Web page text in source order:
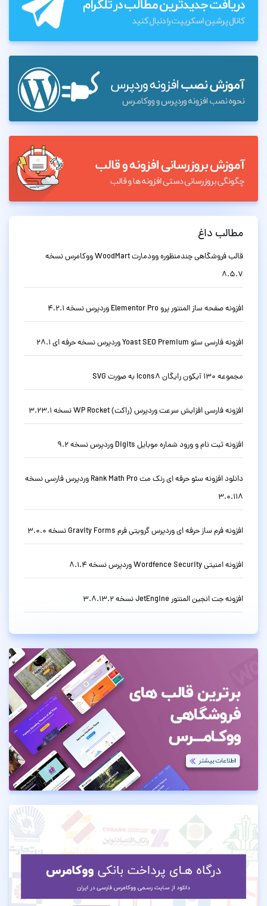
مطالب داغ
قالب فروشگاهی چندمنظوره وودمارت WoodMart ووکامرس نسخه
8.5.7
افزونه صفحه ساز المنتور پرو Elementor Pro وردپرس نسخه 4.2.1
افزونه فارسی سئو Yoast SEO Premium وردپرس نسخه حرفه ای 28.1
مجموعه 130 آیکون رایگان Icons8 به صورت SVG
افزونه فارسی افزایش سرعت وردپرس (راکت) WP Rocket نسخه 3.23.1
افزونه ثبت نام و ورود شماره موبایل Digits وردپرس نسخه 9.2
دانلود افزونه سئو حرفه ای رنک مث Rank Math Pro وردپرس فارسی نسخه
3.0.118
افزونه فرم ساز حرفه ای وردپرس گرویتی فرم Gravity Forms نسخه 3.0.0
افزونه امنیتی Wordfence Security وردپرس نسخه 8.1.4
افزونه جت انجین المنتور JetEngine نسخه 3.8.13.2